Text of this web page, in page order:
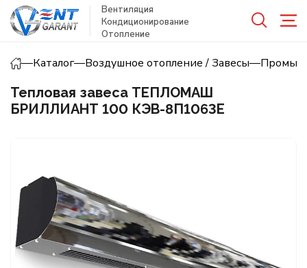
Вентиляция
Кондиционирование
Отопление
—Каталог—Воздушное отопление / Завесы—
Тепловая завеса ТЕПЛОМАШ
БРИЛЛИАНТ 100 КЭВ-8П1063E